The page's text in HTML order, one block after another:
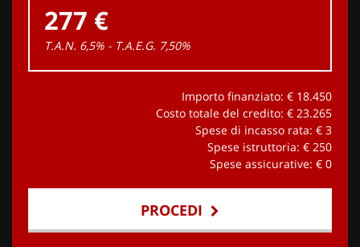
277 €
T.A.N. 6,5% - T.A.E.G. 7,50%
Importo finanziato: € 18.450
Costo totale del credito: € 23.265
Spese di incasso rata: € 3
Spese istruttoria: € 250
Spese assicurative: € 0
PROCEDI